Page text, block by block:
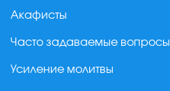
Акафисты
Часто задаваемые вопросы
Усиление молитвы